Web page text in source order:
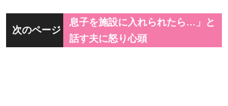
次のページ
息子を施設に入れられたら…」と
話す夫に怒り心頭